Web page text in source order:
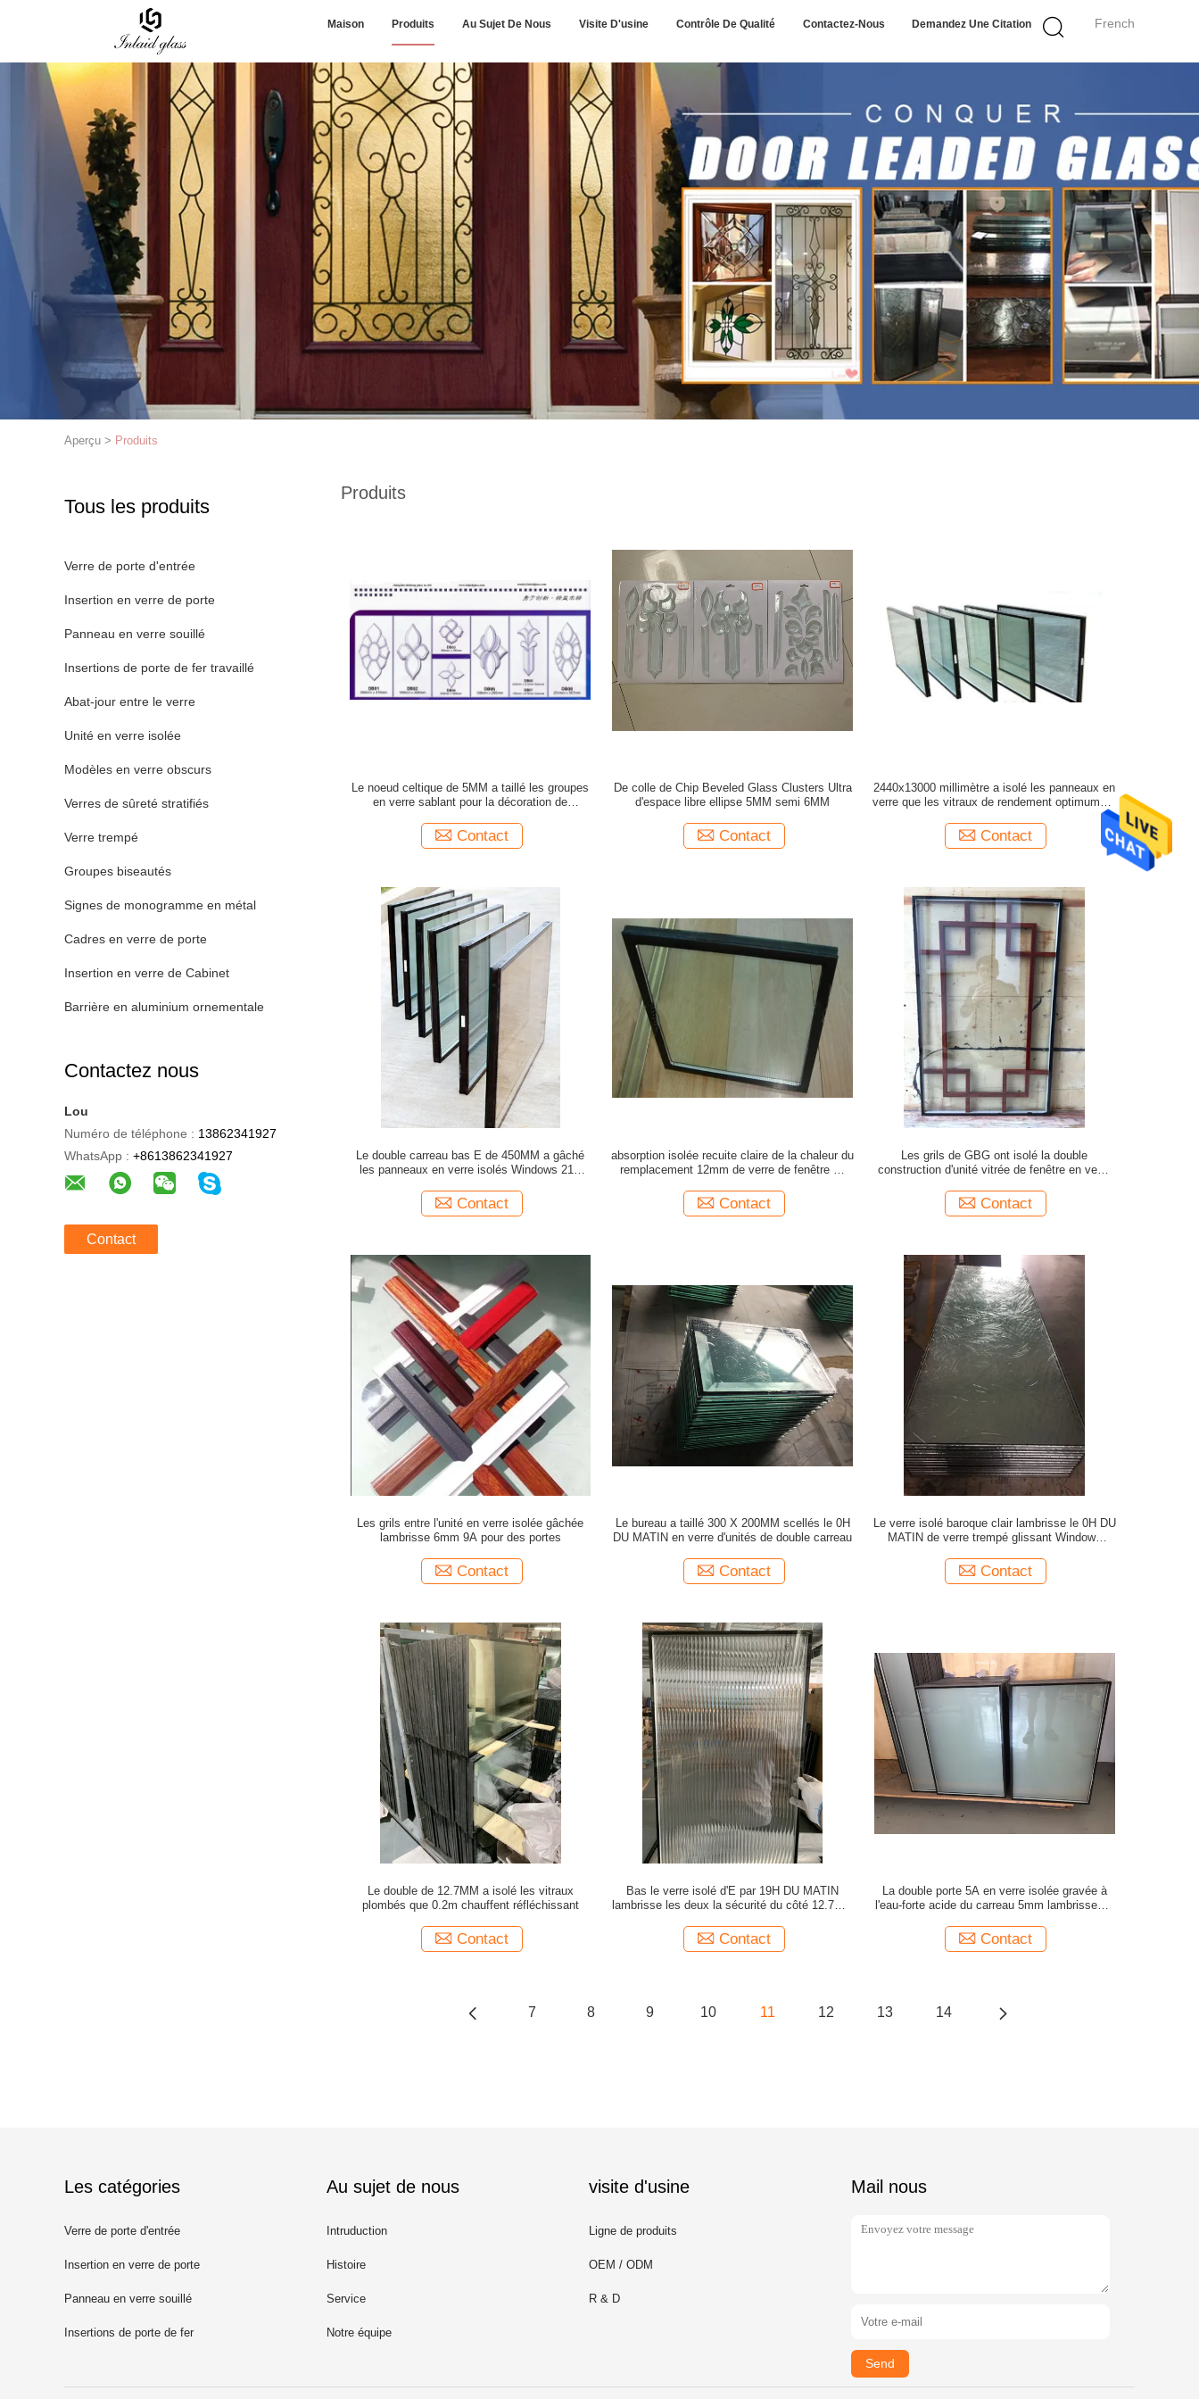
French
Maison Produits Au Sujet De Nous Visite D'usine Contrôle De Qualité Contactez-Nous Demandez Une Citation
Aperçu > Produits
Tous les produits
Verre de porte d'entrée
Insertion en verre de porte
Panneau en verre souillé
Insertions de porte de fer travaillé
Abat-jour entre le verre
Unité en verre isolée
Modèles en verre obscurs
Verres de sûreté stratifiés
Verre trempé
Groupes biseautés
Signes de monogramme en métal
Cadres en verre de porte
Insertion en verre de Cabinet
Barrière en aluminium ornementale
Contactez nous
Lou
Numéro de téléphone : 13862341927
WhatsApp : +8613862341927
Contact
Produits
Le noeud celtique de 5MM a taillé les groupes
en verre sablant pour la décoration de
Contact
De colle de Chip Beveled Glass Clusters Ultra
d'espace libre ellipse 5MM semi 6MM
Contact
2440x13000 millimètre a isolé les panneaux en
verre que les vitraux de rendement optimum de
millimètre de 9H DU MATIN 4 chauffent la
preuve
Contact
Le double carreau bas E de 450MM a gâché
les panneaux en verre isolés Windows 21A
Contact
absorption isolée recuite claire de la chaleur du
remplacement 12mm de verre de fenêtre du
Contact
Les grils de GBG ont isolé la double
construction d'unité vitrée de fenêtre en verre
Contact
Les grils entre l'unité en verre isolée gâchée
lambrisse 6mm 9A pour des portes
Contact
Le bureau a taillé 300 X 200MM scellés le 0H
DU MATIN en verre d'unités de double carreau
Contact
Le verre isolé baroque clair lambrisse le 0H DU
MATIN de verre trempé glissant Windows
Contact
Le double de 12.7MM a isolé les vitraux
plombés que 0.2m chauffent réfléchissant
Contact
Bas le verre isolé d'E par 19H DU MATIN
lambrisse les deux la sécurité du côté 12.7MM
Contact
La double porte 5A en verre isolée gravée à
l'eau-forte acide du carreau 5mm lambrisse un
Contact
7 8 9 10 11 12 13 14
Les catégories
Verre de porte d'entrée
Insertion en verre de porte
Panneau en verre souillé
Insertions de porte de fer
Au sujet de nous
Intruduction
Histoire
Service
Notre équipe
visite d'usine
Ligne de produits
OEM / ODM
R & D
Mail nous
Send